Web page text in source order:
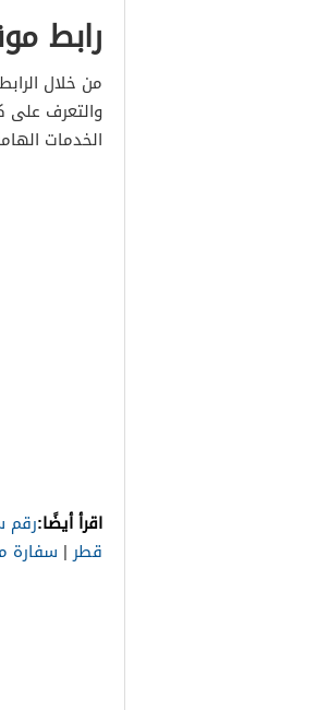
رابط
من خلال
والتعرف على
الخدمات
اقرأ أيضًا:رقم
قطر| سفارة